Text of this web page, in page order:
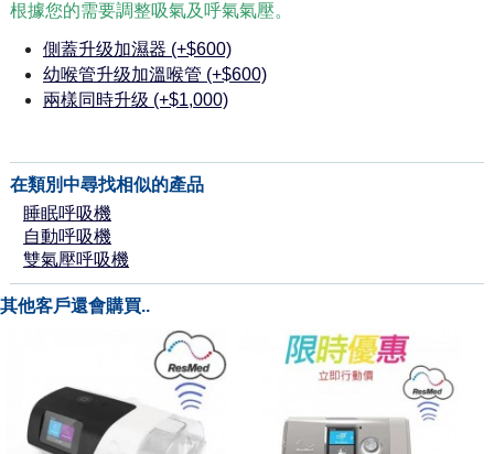
根據您的需要調整吸氣及呼氣氣壓。
側蓋升级加濕器 (+$600)
幼喉管升级加溫喉管 (+$600)
兩樣同時升级 (+$1,000)
在類別中尋找相似的產品
睡眠呼吸機
自動呼吸機
雙氣壓呼吸機
其他客戶還會購買..